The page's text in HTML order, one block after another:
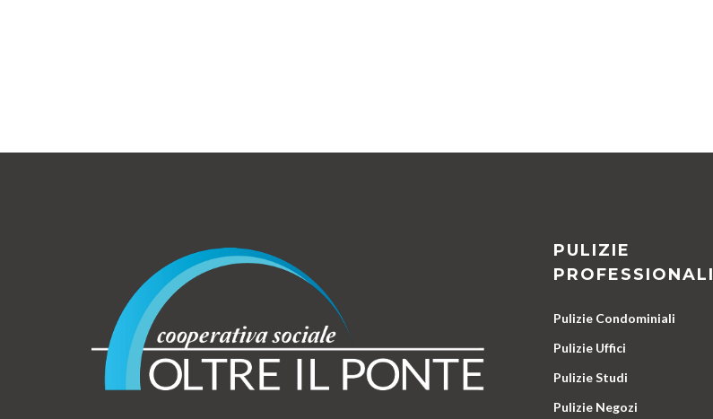
PULIZIE
PROFESSIONALI
Pulizie Condominiali
Pulizie Uffici
Pulizie Studi
Pulizie Negozi